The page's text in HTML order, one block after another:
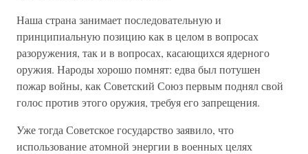
Наша страна занимает последовательную и
принципиальную позицию как в целом в вопросах
разоружения, так и в вопросах, касающихся ядерного
оружия. Народы хорошо помнят: едва был потушен
пожар войны, как Советский Союз первым поднял свой
голос против этого оружия, требуя его запрещения.
Уже тогда Советское государство заявило, что
использование атомной энергии в военных целях